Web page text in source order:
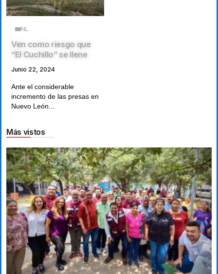
NL
Ven como riesgo que
“El Cuchillo” se llene
Junio 22, 2024
Ante el considerable
incremento de las presas en
Nuevo León...
Más vistos